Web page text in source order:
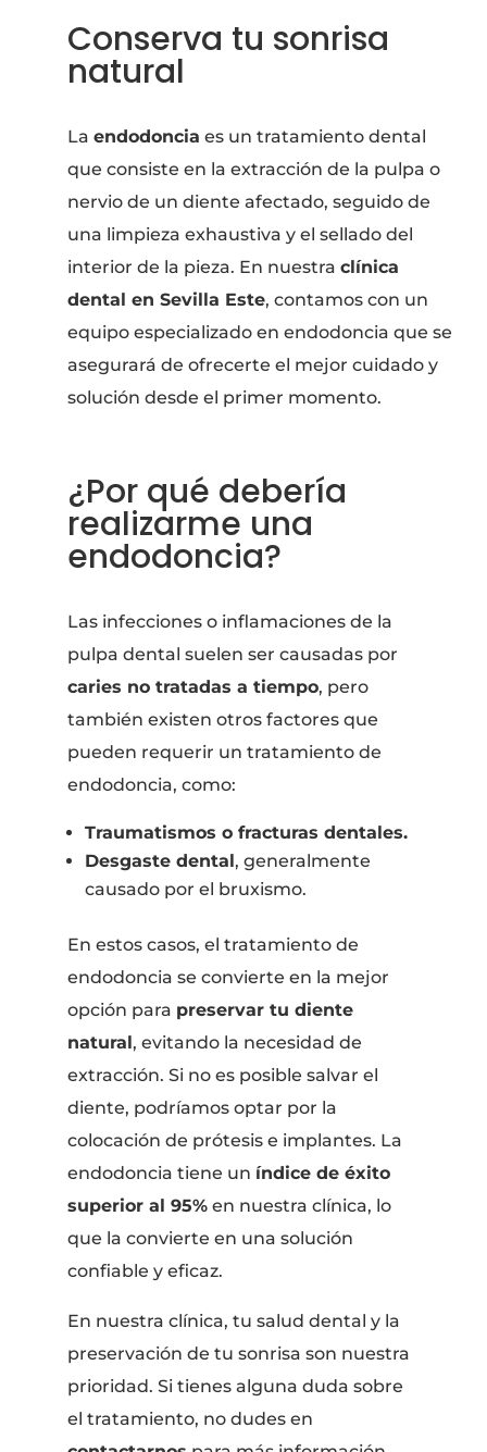
Conserva tu sonrisa
natural
Laendodoncia es un tratamiento dental
que consiste en la extracción de la pulpa o
nervio de un diente afectado, seguido de
una limpieza exhaustiva y el sellado del
interior de la pieza. En nuestraclínica
dental en Sevilla Este, contamos con un
equipo especializado en endodoncia que se
asegurará de ofrecerte el mejor cuidado y
solución desde el primer momento.
¿Por qué debería
realizarme una
endodoncia?
Las infecciones o inflamaciones de la
pulpa dental suelen ser causadas por
caries no tratadas a tiempo, pero
también existen otros factores que
pueden requerir un tratamiento de
endodoncia, como:
Traumatismos o fracturas dentales.
Desgaste dental, generalmente
causado por el bruxismo.
En estos casos, el tratamiento de
endodoncia se convierte en la mejor
opción para preservar tu diente
natural, evitando la necesidad de
extracción. Si no es posible salvar el
diente, podríamos optar por la
colocación de prótesis e implantes. La
endodoncia tiene un índice de éxito
superior al 95% en nuestra clínica, lo
que la convierte en una solución
confiable y eficaz.
En nuestra clínica, tu salud dental y la
preservación de tu sonrisa son nuestra
prioridad. Si tienes alguna duda sobre
el tratamiento, no dudes en